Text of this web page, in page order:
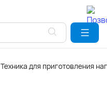
Техника для приготовления